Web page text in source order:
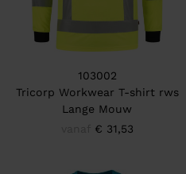
103002
Tricorp Workwear T-shirt rws
Lange Mouw
€ 31,53